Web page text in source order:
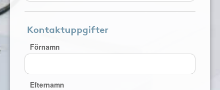
Kontaktuppgifter
Förnamn
Efternamn